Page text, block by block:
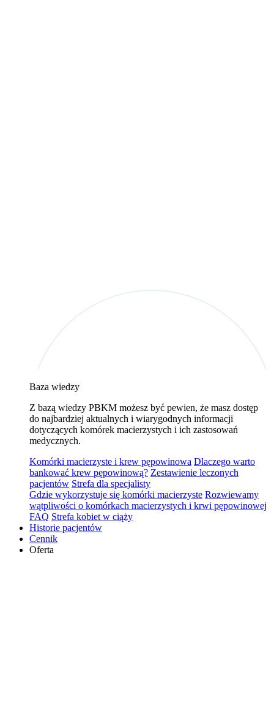
Baza wiedzy
Z bazą wiedzy PBKM możesz być pewien, że masz dostęp
do najbardziej aktualnych i wiarygodnych informacji
dotyczących komórek macierzystych i ich zastosowań
medycznych.
Komórki macierzyste i krew pępowinowa Dlaczego warto
bankować krew pępowinową? Zestawienie leczonych
pacjentów Strefa dla specjalisty
Gdzie wykorzystuje się komórki macierzyste Rozwiewamy
wątpliwości o komórkach macierzystych i krwi pępowinowej
FAQ Strefa kobiet w ciąży
Historie pacjentów
Cennik
Oferta